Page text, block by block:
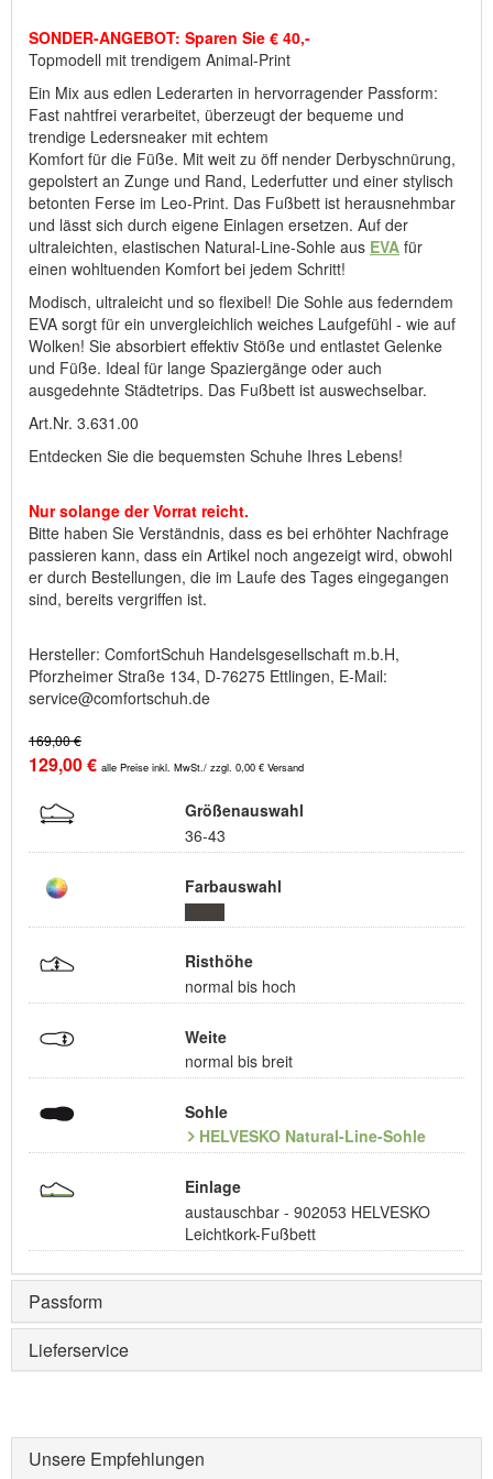
Nur solange der Vorrat reicht.
Bitte haben Sie Verständnis, dass es bei erhöhter Nachfrage
durch Bestellungen, die im Laufe des Tages eingegangen sind,
bereits vergriffen ist.
Hersteller: ComfortSchuh Handelsgesellschaft m.b.H, Pforzheimer
Straße 134, D-76275 Ettlingen, E-Mail: service@comfortschuh.de
SONDER-ANGEBOT: Sparen Sie € 40,-
Topmodell mit trendigem Animal-Print
Ein Mix aus edlen Lederarten in hervorragender Passform:
Fast nahtfrei verarbeitet, überzeugt der bequeme und
trendige Ledersneaker mit echtem
Komfort für die Füße. Mit weit zu öff nender Derbyschnürung,
gepolstert an Zunge und Rand, Lederfutter und einer stylisch
betonten Ferse im Leo-Print. Das Fußbett ist herausnehmbar
und lässt sich durch eigene Einlagen ersetzen. Auf der
ultraleichten, elastischen Natural-Line-Sohle aus EVA für
einen wohltuenden Komfort bei jedem Schritt!
Modisch, ultraleicht und so flexibel! Die Sohle aus federndem
EVA sorgt für ein unvergleichlich weiches Laufgefühl - wie auf
Wolken! Sie absorbiert effektiv Stöße und entlastet Gelenke
und Füße. Ideal für lange Spaziergänge oder auch
ausgedehnte Städtetrips. Das Fußbett ist auswechselbar.
Art.Nr. 3.631.00
Entdecken Sie die bequemsten Schuhe Ihres Lebens!
Nur solange der Vorrat reicht.
Bitte haben Sie Verständnis, dass es bei erhöhter Nachfrage
passieren kann, dass ein Artikel noch angezeigt wird, obwohl
er durch Bestellungen, die im Laufe des Tages eingegangen
sind, bereits vergriffen ist.
Hersteller: ComfortSchuh Handelsgesellschaft m.b.H,
Pforzheimer Straße 134, D-76275 Ettlingen, E-Mail:
service@comfortschuh.de
169,00 €
129,00 € alle Preise inkl. MwSt./ zzgl. 0,00 € Versand
Größenauswahl
36-43
Farbauswahl
Risthöhe
normal bis hoch
Weite
normal bis breit
Sohle
HELVESKO Natural-Line-Sohle
Einlage
austauschbar - 902053 HELVESKO
Leichtkork-Fußbett
Passform
Lieferservice
Unsere Empfehlungen